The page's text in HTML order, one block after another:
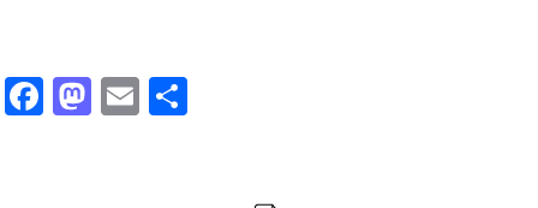
Facebook
Mastodon
Email